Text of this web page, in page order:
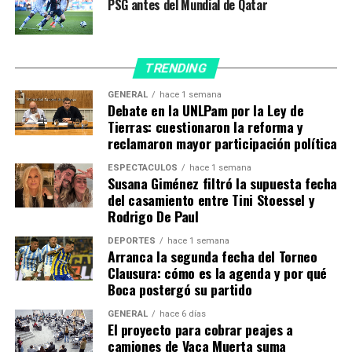
ingresar al campo en tres encuentros, ya que como
tenía una suspensión de tres partidos, se perdió la
de 1.300 minutos en el césped.
PSG antes del Mundial de Qatar
TRENDING
GENERAL hace 1 semana
Debate en la UNLPam por la Ley de
Tierras: cuestionaron la reforma y
reclamaron mayor participación política
ESPECTÁCULOS hace 1 semana
Susana Giménez filtró la supuesta fecha
del casamiento entre Tini Stoessel y
Rodrigo De Paul
DEPORTES hace 1 semana
Arranca la segunda fecha del Torneo
Clausura: cómo es la agenda y por qué
Boca postergó su partido
GENERAL hace 6 días
El proyecto para cobrar peajes a
camiones de Vaca Muerta suma